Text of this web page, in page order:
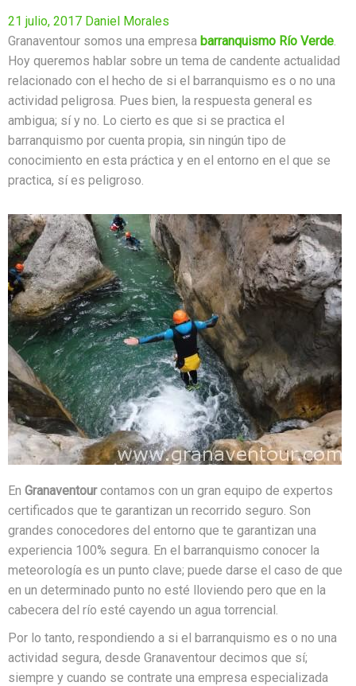
21 julio, 2017 Daniel Morales
Granaventour somos una empresa barranquismo Río Verde.
Hoy queremos hablar sobre un tema de candente actualidad
relacionado con el hecho de si el barranquismo es o no una
actividad peligrosa. Pues bien, la respuesta general es
ambigua; sí y no. Lo cierto es que si se practica el
barranquismo por cuenta propia, sin ningún tipo de
conocimiento en esta práctica y en el entorno en el que se
practica, sí es peligroso.
En Granaventourcontamos con un gran equipo de expertos
certificados que te garantizan un recorrido seguro. Son
grandes conocedores del entorno que te garantizan una
experiencia 100% segura. En el barranquismo conocer la
meteorología es un punto clave; puede darse el caso de que
en un determinado punto no esté lloviendo pero que en la
cabecera del río esté cayendo un agua torrencial.
Por lo tanto, respondiendo a si el barranquismo es o no una
actividad segura, desde Granaventour decimos que sí;
siempre y cuando se contrate una empresa especializada